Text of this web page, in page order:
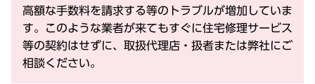
高額な手数料を請求する等のトラブルが増加していま
す。このような業者が来てもすぐに住宅修理サービス
等の契約はせずに、取扱代理店・扱者または弊社にご
相談ください。